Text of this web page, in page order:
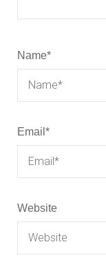
Name*
Email *
Website